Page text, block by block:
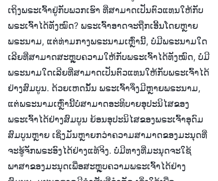
ເຖິງພຣະເຈົ້າຢູ່ກັບພວກເຮົາ ທີ່ສາມາດເປັນຕົວແທນໃຫ້ກັບ
ພຣະເຈົ້າໄດ້ທັງໝົດ? ພຣະເຈົ້າອາດຈະຖືກເອີ້ນໂດຍຫຼາຍ
ພຣະນາມ, ແຕ່ທ່າມກາງພຣະນາມເຫຼົ່ານີ້, ບໍ່ມີພຣະນາມໃດ
ເລີຍທີ່ສາມາດສະຫຼຸບຄວາມໃຫ້ກັບພຣະເຈົ້າໄດ້ທັງໝົດ, ບໍ່ມີ
ພຣະນາມໃດເລີຍທີ່ສາມາດເປັນຕົວແທນໃຫ້ກັບພຣະເຈົ້າໄດ້
ຢ່າງສົມບູນ. ດ້ວຍເຫດນັ້ນ ພຣະເຈົ້າຈຶ່ງມີຫຼາຍພຣະນາມ,
ແຕ່ພຣະນາມເຫຼົ່ານີ້ບໍ່ສາມາດອະທິບາຍອຸປະນິໄສຂອງ
ພຣະເຈົ້າໄດ້ຢ່າງສົມບູນ ຍ້ອນອຸປະນິໄສຂອງພຣະເຈົ້າອຸດົມ
ສົມບູນຫຼາຍ ເຊິ່ງມັນຫຼາຍກວ່າຄວາມສາມາດຂອງມະນຸດທີ່
ຈະຮູ້ຈັກພຣະອົງໄດ້ຢ່າງແທ້ຈິງ. ບໍ່ມີທາງທີ່ມະນຸດຈະໃຊ້
ພາສາຂອງມະນຸດເພື່ອສະຫຼຸບຄວາມພຣະເຈົ້າໄດ້ຢ່າງ